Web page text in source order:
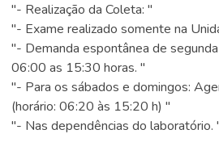
"- Realização da Coleta: "
"- Exame realizado somente na
"- Demanda espontânea de
06:00 as 15:30 horas. "
"- Para os sábados e domingos:
(horário: 06:20 às 15:20 h) "
"- Nas dependências do laboratório.